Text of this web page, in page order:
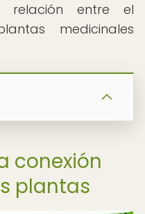
relación entre el
medicinales
conexión
plantas